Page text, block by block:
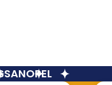
OPEL